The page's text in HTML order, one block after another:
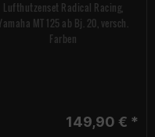
Lufthutzenset Radical Racing,
MT 125 ab Bj. 20, versch.
Farben
149,90 € *